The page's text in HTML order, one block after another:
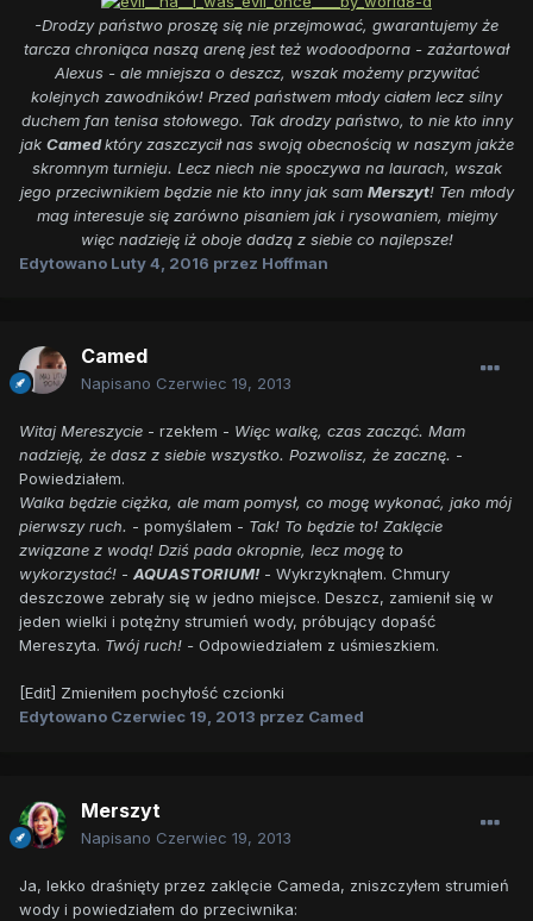
-Drodzy państwo proszę się nie przejmować, gwarantujemy że
tarcza chroniąca naszą arenę jest też wodoodporna - zażartował
Alexus - ale mniejsza o deszcz, wszak możemy przywitać
kolejnych zawodników! Przed państwem młody ciałem lecz silny
duchem fan tenisa stołowego. Tak drodzy państwo, to nie kto inny
jak Camedktóry zaszczycił nas swoją obecnością w naszym jakże
skromnym turnieju. Lecz niech nie spoczywa na laurach, wszak
jego przeciwnikiem będzie nie kto inny jak sam Merszyt! Ten młody
mag interesuje się zarówno pisaniem jak i rysowaniem, miejmy
więc nadzieję iż oboje dadzą z siebie co najlepsze!
Edytowano Luty 4, 2016 przez Hoffman
Camed
Napisano Czerwiec 19, 2013
Witaj Mereszycie - rzekłem - Więc walkę, czas zacząć. Mam
nadzieję, że dasz z siebie wszystko. Pozwolisz, że zacznę. -
Powiedziałem.
Walka będzie ciężka, ale mam pomysł, co mogę wykonać, jako mój
pierwszy ruch. - pomyślałem - Tak! To będzie to! Zaklęcie
związane z wodą! Dziś pada okropnie, lecz mogę to
wykorzystać! - AQUASTORIUM! - Wykrzyknąłem. Chmury
deszczowe zebrały się w jedno miejsce. Deszcz, zamienił się w
jeden wielki i potężny strumień wody, próbujący dopaść
Mereszyta. Twój ruch! - Odpowiedziałem z uśmieszkiem.
[Edit] Zmieniłem pochyłość czcionki
Edytowano Czerwiec 19, 2013 przez Camed
Merszyt
Napisano Czerwiec 19, 2013
Ja, lekko draśnięty przez zaklęcie Cameda, zniszczyłem strumień
wody i powiedziałem do przeciwnika: